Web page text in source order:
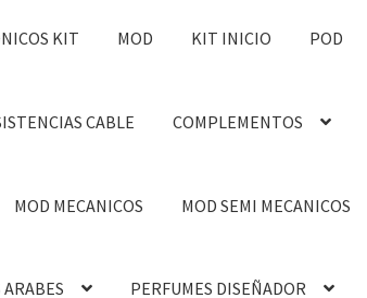
KIT MOD KIT INICIO POD
CABLE COMPLEMENTOS
MOD MECANICOS MOD SEMI MECANICOS
PERFUMES DISEÑADOR